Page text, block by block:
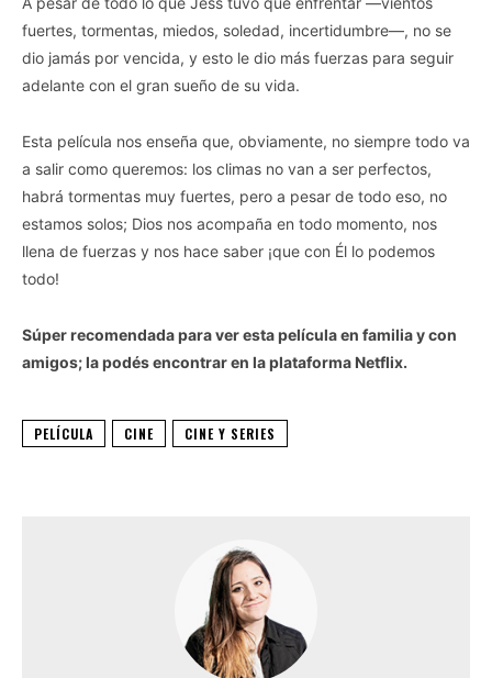
fuertes, tormentas, miedos, soledad, incertidumbre—, no se
dio jamás por vencida, y esto le dio más fuerzas para seguir
adelante con el gran sueño de su vida.
Esta película nos enseña que, obviamente, no siempre todo va
a salir como queremos: los climas no van a ser perfectos,
habrá tormentas muy fuertes, pero a pesar de todo eso, no
estamos solos; Dios nos acompaña en todo momento, nos
llena de fuerzas y nos hace saber ¡que con Él lo podemos
todo!
Súper recomendada para ver esta película en familia y con
amigos; la podés encontrar en la plataforma Netflix.
PELÍCULA CINE CINE Y SERIES